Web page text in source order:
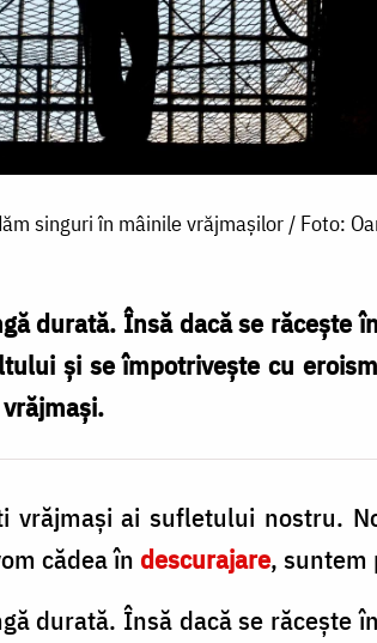
singuri în mâinile vrăjmașilor / Foto:
durată. Însă dacă se răcește
și se împotrivește cu
vrăjmași ai sufletului nostru.
cădea în descurajare, suntem
durată. Însă dacă se răcește